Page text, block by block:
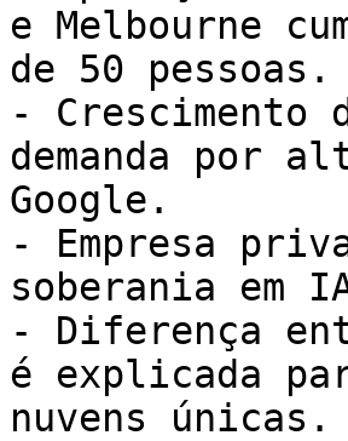
e Melbourne
de 50 pessoas.
- Crescimento
demanda por
Google.
- Empresa
soberania em
- Diferença
é explicada
nuvens únicas.